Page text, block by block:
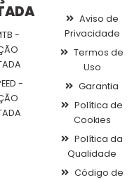
-
-
Aviso de
Privacidade
Termos de
Uso
Garantia
Política de
Cookies
Política da
Qualidade
Código de